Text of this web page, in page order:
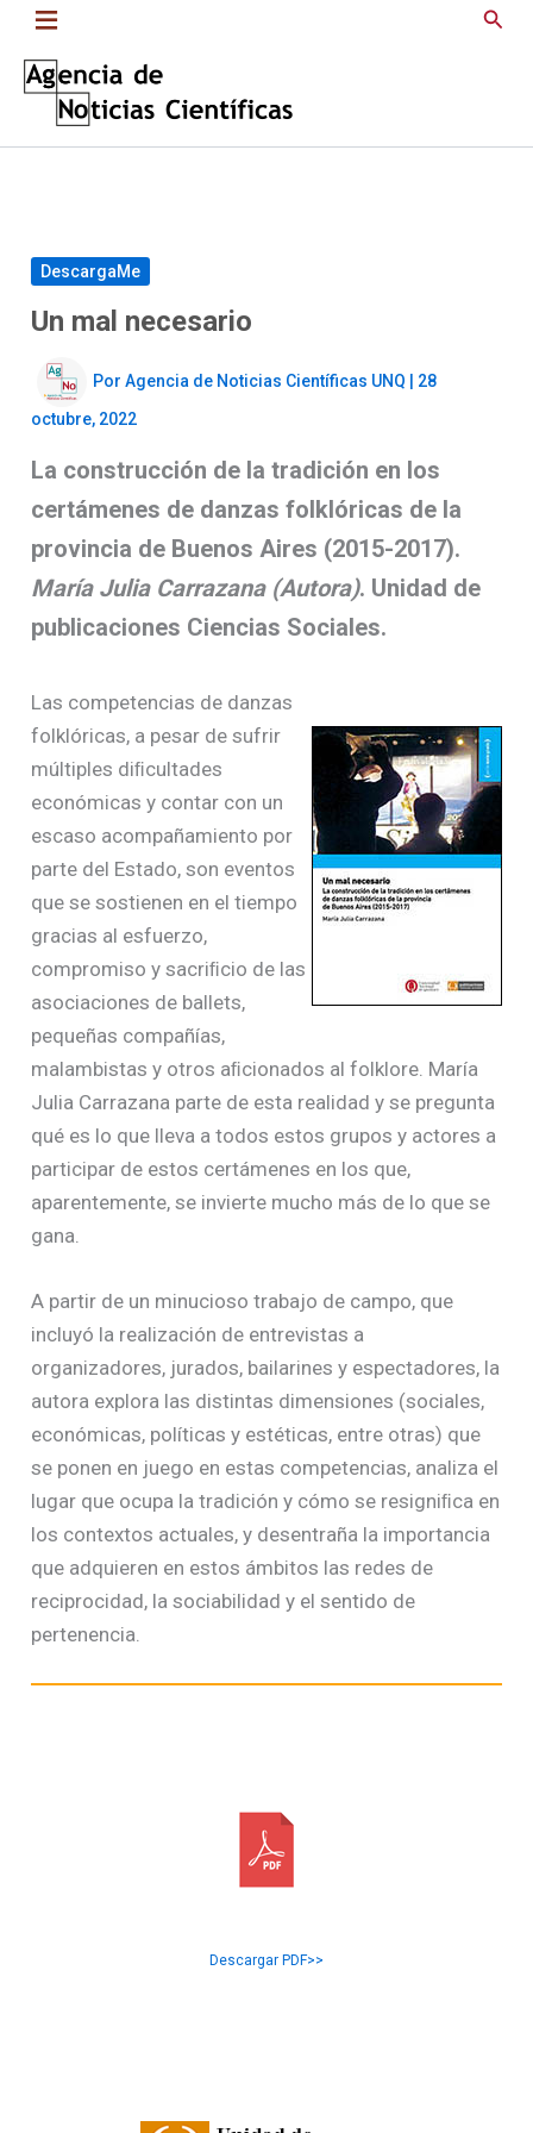
Saltar
contenido
DescargaMe
Un mal necesario
PorAgencia de Noticias Científicas UNQ 28
octubre, 2022
La construcción de la tradición en los
certámenes de danzas folklóricas de la
provincia de Buenos Aires (2015-2017).
María Julia Carrazana (Autora). Unidad de
publicaciones Ciencias Sociales.
Las competencias de danzas
folklóricas, a pesar de sufrir
múltiples diﬁcultades
económicas y contar con un
escaso acompañamiento por
parte del Estado, son eventos
que se sostienen en el tiempo
gracias al esfuerzo,
compromiso y sacriﬁcio de las
asociaciones de ballets,
pequeñas compañías,
malambistas y otros aﬁcionados al folklore. María
Julia Carrazana parte de esta realidad y se pregunta
qué es lo que lleva a todos estos grupos y actores a
participar de estos certámenes en los que,
aparentemente, se invierte mucho más de lo que se
gana.
A partir de un minucioso trabajo de campo, que
incluyó la realización de entrevistas a
organizadores, jurados, bailarines y espectadores, la
autora explora las distintas dimensiones (sociales,
económicas, políticas y estéticas, entre otras) que
se ponen en juego en estas competencias, analiza el
lugar que ocupa la tradición y cómo se resigniﬁca en
los contextos actuales, y desentraña la importancia
que adquieren en estos ámbitos las redes de
reciprocidad, la sociabilidad y el sentido de
pertenencia.
Descargar PDF>>